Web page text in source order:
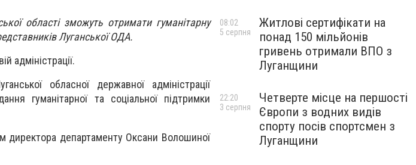
області зможуть отримати гуманітарну
Луганської ОДА.
адміністрації.
обласної державної адміністрації
гуманітарної та соціальної підтримки
директора департаменту Оксани Волошиної
Житлові сертифікати на
понад 150 мільйонів
гривень отримали ВПО з
Луганщини
08:02
5 серпня
Четверте місце на першості
Європи з водних видів
спорту посів спортсмен з
Луганщини
22:20
3 серпня